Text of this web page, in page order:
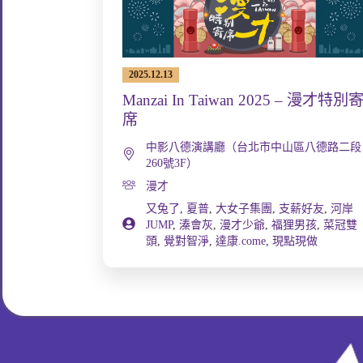
2025.12.13
Manzai In Taiwan 2025 – 漫才特別
席
中影八德演講廳（台北市中山區八德路二段
260號3F）
漫才
又兔了, 夏普,大女子集團 , 支薪好友,河岸
JUMP,溱會灰,漫才少爺,福狸男孩,菜冠雙
頭, 覺對智淨,達康.come,現點現做